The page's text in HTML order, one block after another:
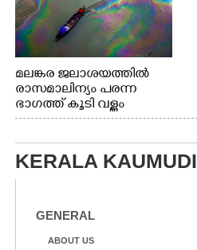
മലങ്കര ജലാശയത്തിൽ
രാസമാലിന്യം പരന്ന
ഭാഗത്ത് കൂടി വള്ളം
തുഴഞ്ഞു പോകുന്ന
KERALA KAUMUDI
GENERAL
ABOUT US